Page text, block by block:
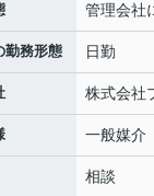
管理会社
勤務形態 日勤
株式会社
一般媒介
相談